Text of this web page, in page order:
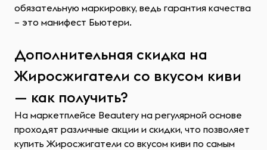
обязательную маркировку, ведь гарантия качества
– это манифест Бьютери.
Дополнительная скидка на
Жиросжигатели со вкусом киви
— как получить?
На маркетплейсе Beautery на регулярной основе
проходят различные акции и скидки, что позволяет
купить Жиросжигатели со вкусом киви по самым